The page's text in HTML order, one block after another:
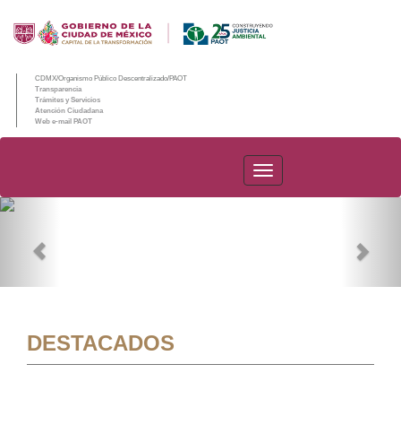
CDMX/Organismo Público Descentralizado/PAOT
Transparencia
Trámites y Servicios
Atención Ciudadana
Web e-mail PAOT
PAOT
DESTACADOS